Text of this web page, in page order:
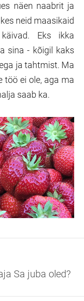
näen naabrit ja
neid maasikaid
Eks ikka
sina - kõigil kaks
ja tahtmist. Ma
töö ei ole, aga ma
saab ka.
Sa juba oled?